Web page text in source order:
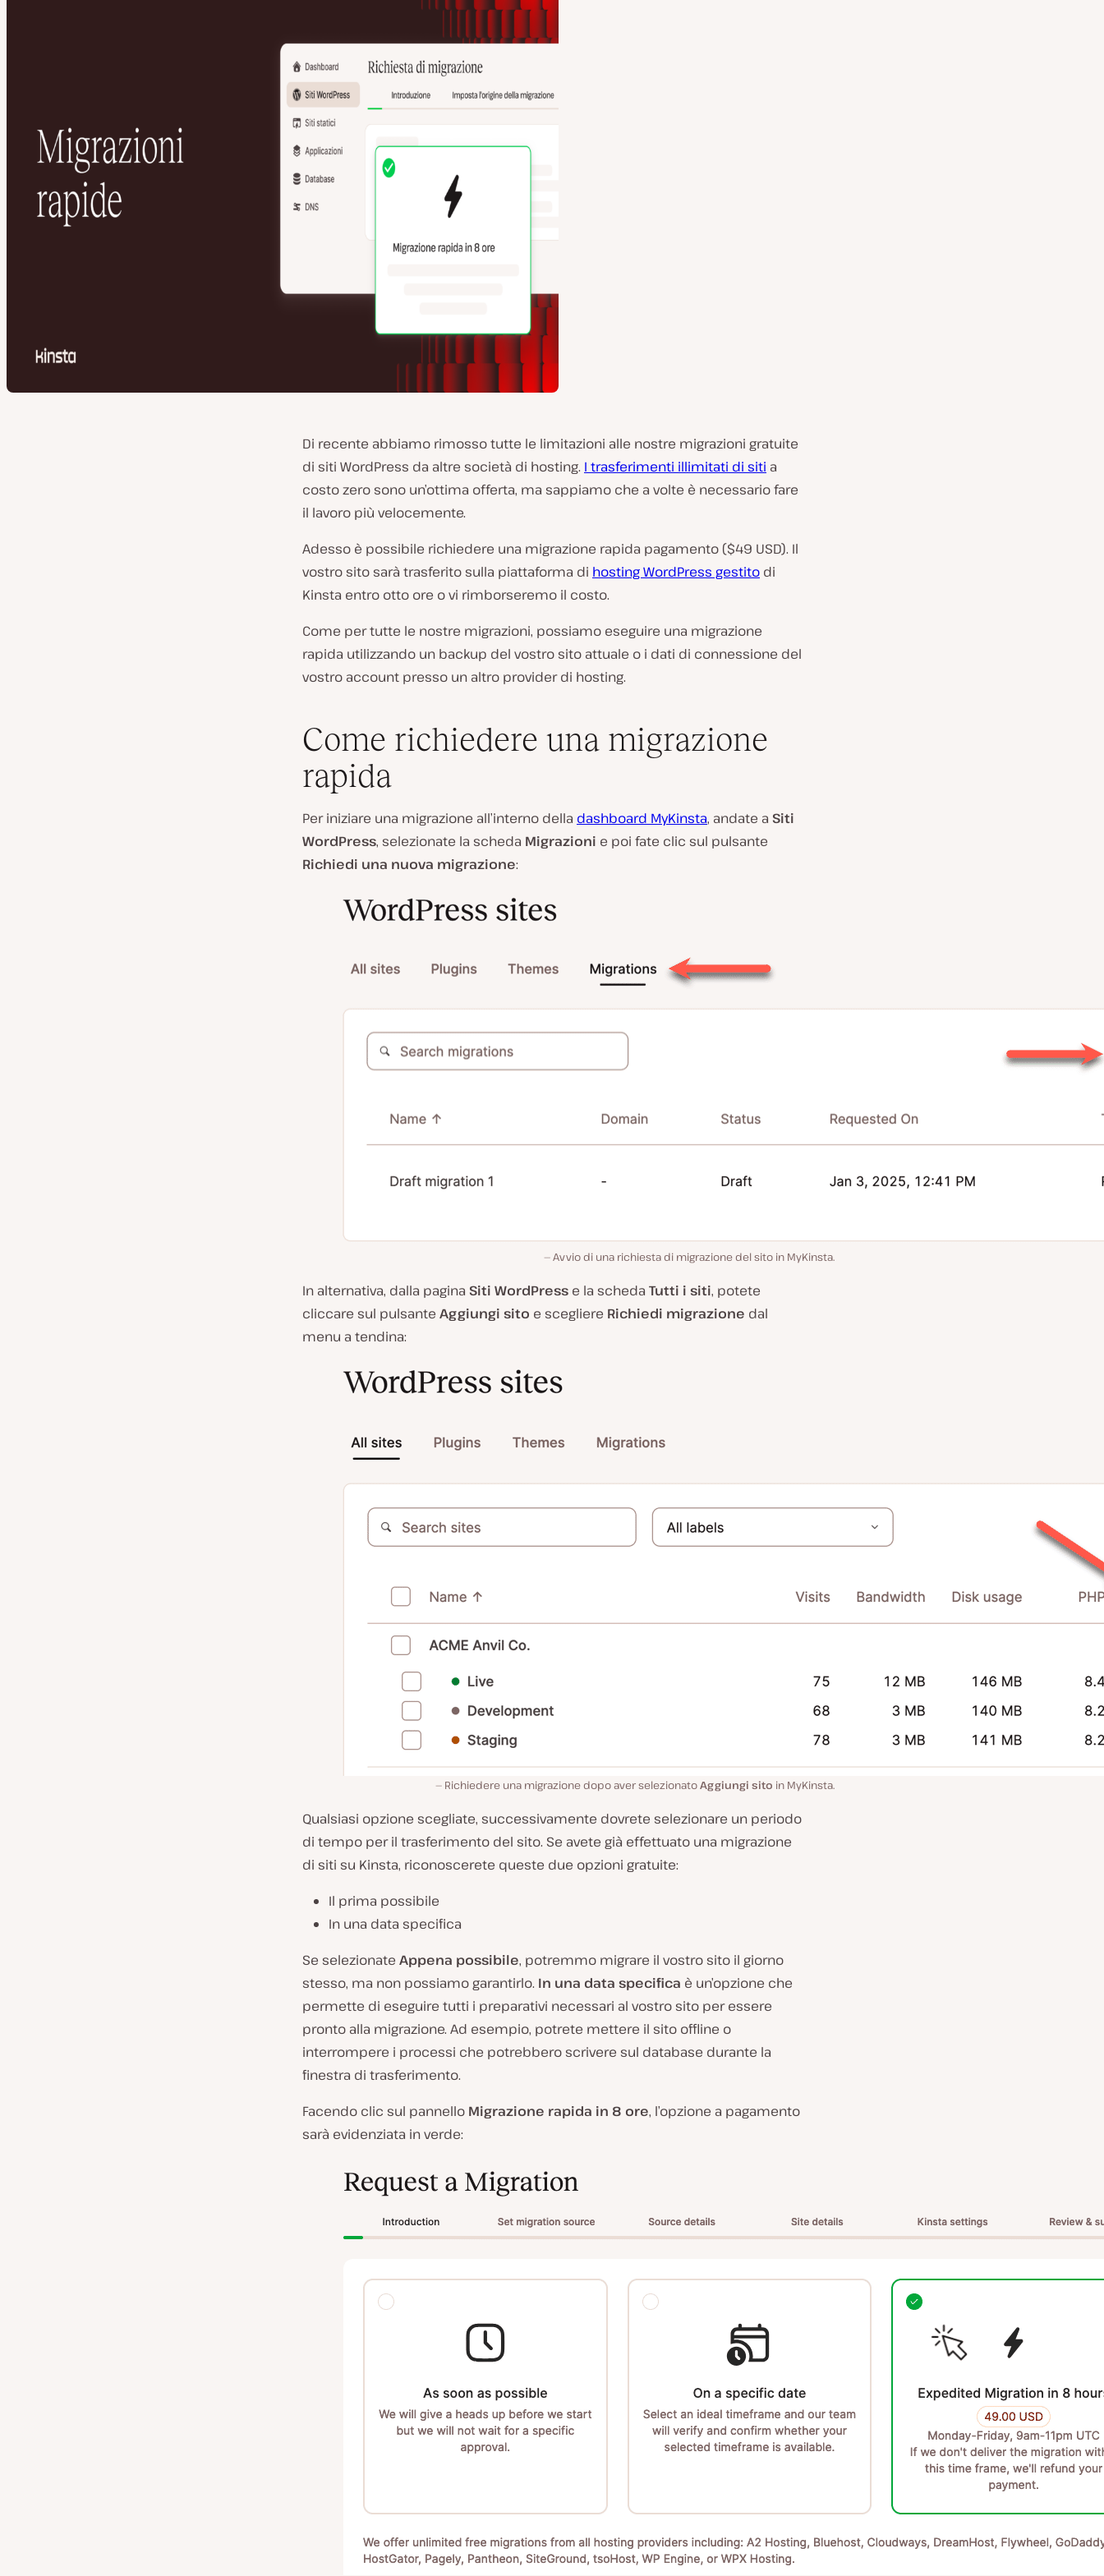
Di recente abbiamo rimosso tutte le limitazioni alle nostre migrazioni gratuite
di siti WordPress da altre società di hosting. I trasferimenti illimitati di siti a
costo zero sono un’ottima offerta, ma sappiamo che a volte è necessario fare
il lavoro più velocemente.
Adesso è possibile richiedere una migrazione rapida pagamento ($49 USD). Il
vostro sito sarà trasferito sulla piattaforma di hosting WordPress gestito di
Kinsta entro otto ore o vi rimborseremo il costo.
Come per tutte le nostre migrazioni, possiamo eseguire una migrazione
rapida utilizzando un backup del vostro sito attuale o i dati di connessione del
vostro account presso un altro provider di hosting.
Come richiedere una migrazione
rapida
Per iniziare una migrazione all’interno della dashboard MyKinsta, andate a Siti
WordPress, selezionate la scheda Migrazioni e poi fate clic sul pulsante
Richiedi una nuova migrazione:
Avvio di una richiesta di migrazione del sito in MyKinsta.
In alternativa, dalla pagina Siti WordPress e la scheda Tutti i siti, potete
cliccare sul pulsante Aggiungi sito e scegliere Richiedi migrazione dal
menu a tendina:
Richiedere una migrazione dopo aver selezionatoAggiungi sito in MyKinsta.
Qualsiasi opzione scegliate, successivamente dovrete selezionare un periodo
di tempo per il trasferimento del sito. Se avete già effettuato una migrazione
di siti su Kinsta, riconoscerete queste due opzioni gratuite:
Il prima possibile
In una data specifica
Se selezionate Appena possibile, potremmo migrare il vostro sito il giorno
stesso, ma non possiamo garantirlo. In una data specifica è un’opzione che
permette di eseguire tutti i preparativi necessari al vostro sito per essere
pronto alla migrazione. Ad esempio, potrete mettere il sito offline o
interrompere i processi che potrebbero scrivere sul database durante la
finestra di trasferimento.
Facendo clic sul pannello Migrazione rapida in 8 ore, l’opzione a pagamento
sarà evidenziata in verde: